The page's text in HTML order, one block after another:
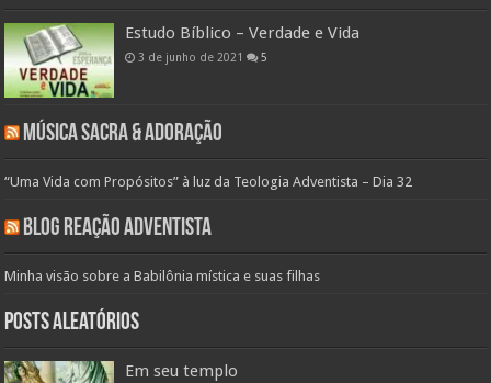
Estudo Bíblico – Verdade e Vida
3 de junho de 2021 5
Música Sacra & Adoração
“Uma Vida com Propósitos” à luz da Teologia Adventista – Dia 32
Blog Reação Adventista
Minha visão sobre a Babilônia mística e suas filhas
Posts aleatórios
Em seu templo